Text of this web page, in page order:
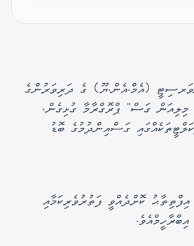
(އެމް.އެން.ޔޫ) ގެ ދަރިވަރުންގެ
ކައުންސިލުން، ޤައުމީ "5 މިލިއަން ގަސް" ޕްރޮގްރާމާ ގުޅިގެން،
ގަސްއިންދުމުގެ ބޮޑު
ކޮށްދެއްވީ ފަތުރުވެރިކަމާއި